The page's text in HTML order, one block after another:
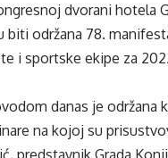
dvorani hotela
biti održana 78.
i sportske ekipe za
danas je održana
na kojoj su
predstavnik Grada